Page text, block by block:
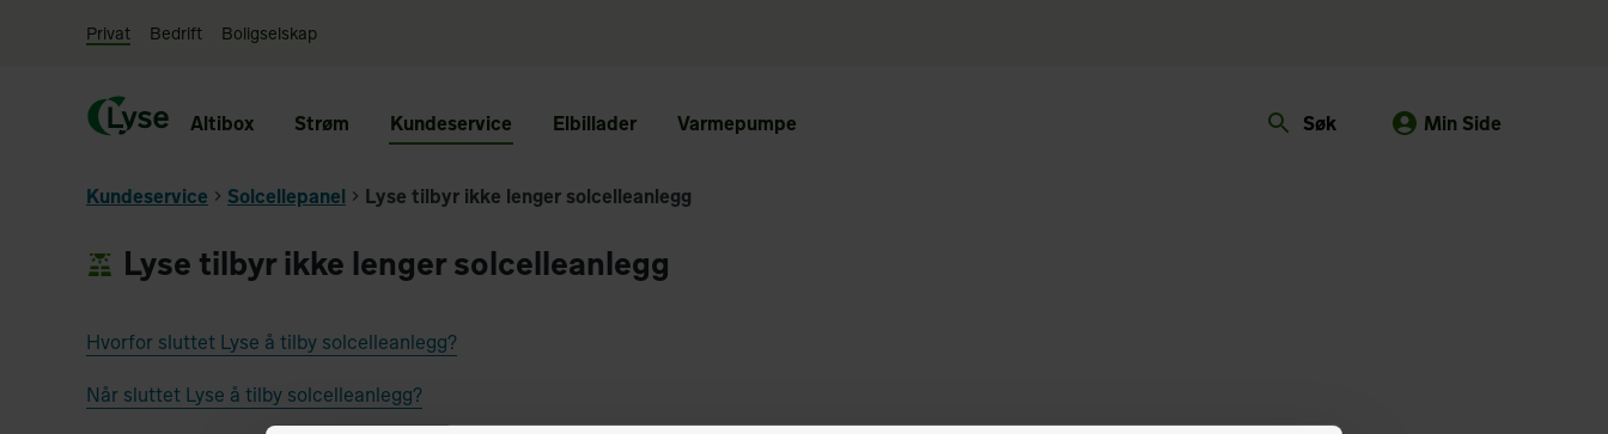
Privat Bedrift Boligselskap
Altibox Strøm Kundeservice Elbillader Varmepumpe Søk Min Side
Kundeservice Solcellepanel Lyse tilbyr ikke lenger solcelleanlegg
Lyse tilbyr ikke lenger solcelleanlegg
Hvorfor sluttet Lyse å tilby solcelleanlegg?
Når sluttet Lyse å tilby solcelleanlegg?